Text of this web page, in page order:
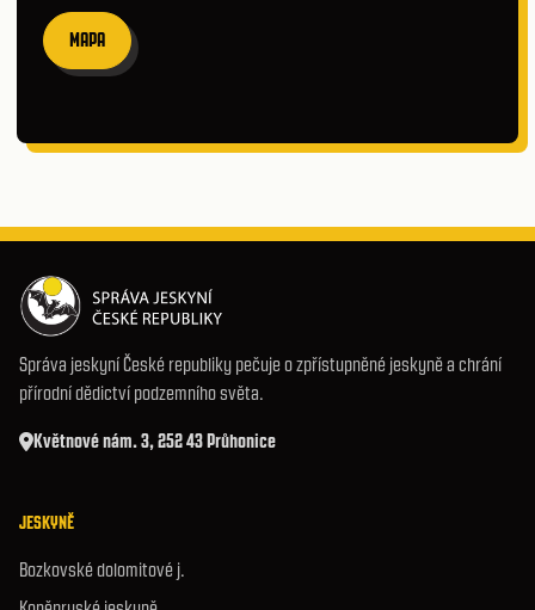
MAPA
Správa jeskyní České republiky pečuje o zpřístupněné jeskyně a chrání
přírodní dědictví podzemního světa.
Květnové nám. 3, 252 43 Průhonice
JESKYNĚ
Bozkovské dolomitové j.